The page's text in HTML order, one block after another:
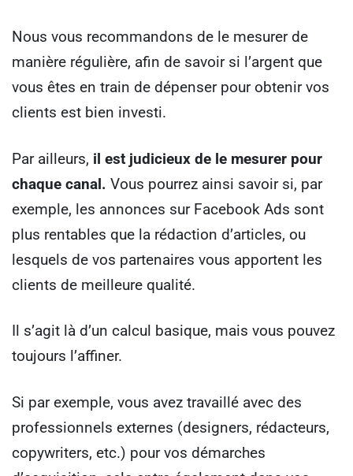
Nous vous recommandons de le mesurer de
manière régulière, afin de savoir si l’argent que
vous êtes en train de dépenser pour obtenir vos
clients est bien investi.
Par ailleurs, il est judicieux de le mesurer pour
chaque canal. Vous pourrez ainsi savoir si, par
exemple, les annonces sur Facebook Ads sont
plus rentables que la rédaction d’articles, ou
lesquels de vos partenaires vous apportent les
clients de meilleure qualité.
Il s’agit là d’un calcul basique, mais vous pouvez
toujours l’affiner.
Si par exemple, vous avez travaillé avec des
professionnels externes (designers, rédacteurs,
copywriters, etc.) pour vos démarches